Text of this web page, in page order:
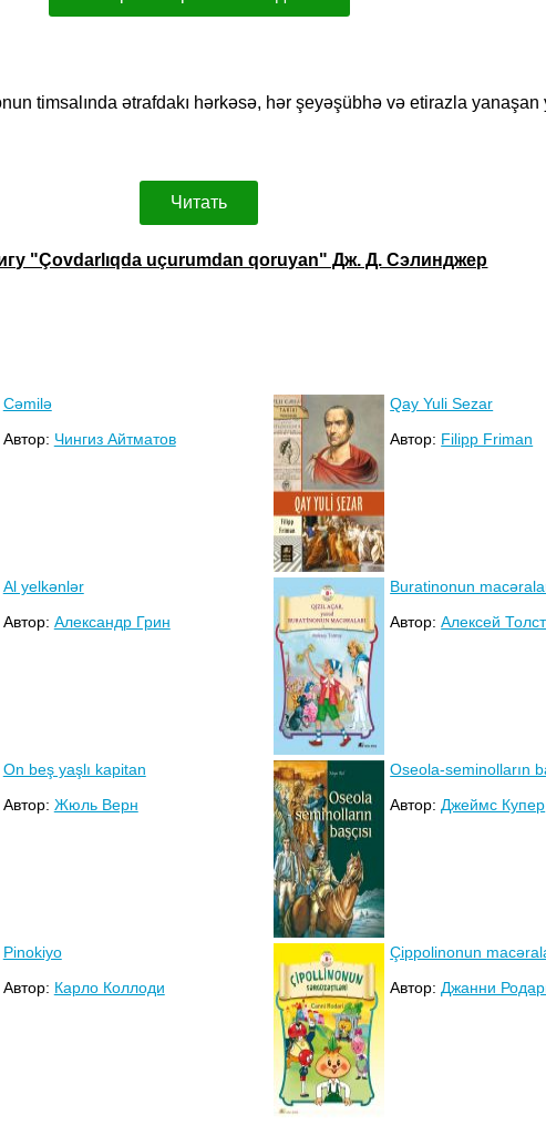
timsalında ətrafdakı hərkəsə, hər şeyəşübhə və etirazla yanaşan
Читать
"Çovdarlıqda uçurumdan qoruyan" Дж. Д. Сэлинджер
Cəmilə
Автор: Чингиз Айтматов
Qay Yuli Sezar
Автор: Filipp Friman
Al yelkənlər
Автор: Александр Грин
Buratinonun
Автор:Алексей
On beş yaşlı kapitan
Автор: Жюль Верн
Oseola-seminolların
Автор: Джеймс Купер
Pinokiyo
Автор: Карло Коллоди
Çippolinonun
Автор: Джанни